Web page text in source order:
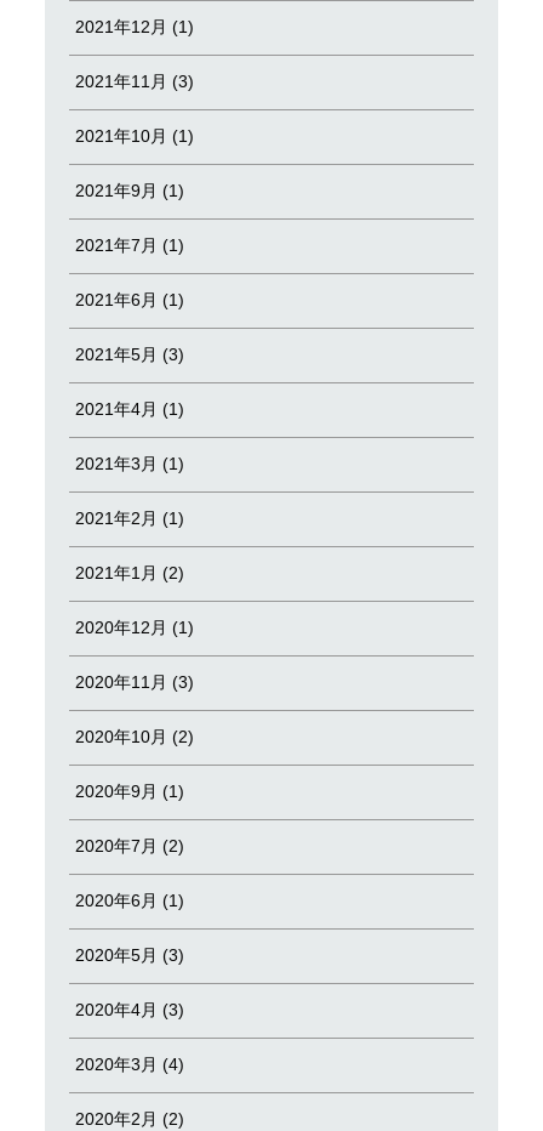
2021年12月 (1)
2021年11月 (3)
2021年10月 (1)
2021年9月 (1)
2021年7月 (1)
2021年6月 (1)
2021年5月 (3)
2021年4月 (1)
2021年3月 (1)
2021年2月 (1)
2021年1月 (2)
2020年12月 (1)
2020年11月 (3)
2020年10月 (2)
2020年9月 (1)
2020年7月 (2)
2020年6月 (1)
2020年5月 (3)
2020年4月 (3)
2020年3月 (4)
2020年2月 (2)